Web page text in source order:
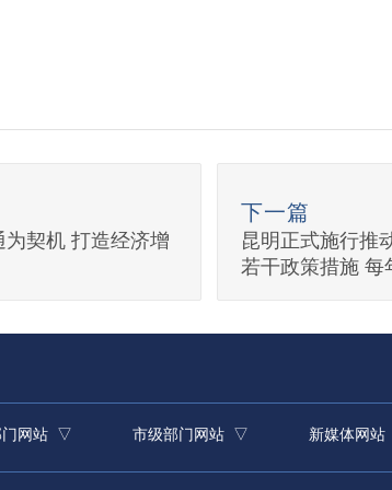
契机 打造经济增
下一篇
昆明正式施行推
若干政策措施 每
门网站 ▽ 市级部门网站 ▽ 新媒体网